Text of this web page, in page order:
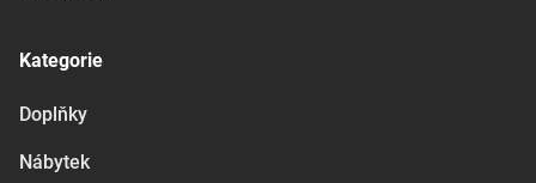
Kategorie
Doplňky
Nábytek